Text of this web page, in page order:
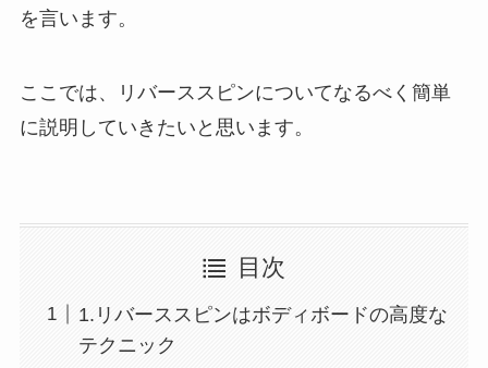
を言います。
ここでは、リバーススピンについてなるべく簡単
に説明していきたいと思います。
目次
1.リバーススピンはボディボードの高度な
テクニック